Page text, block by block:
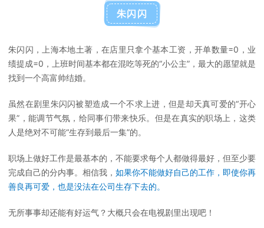
朱闪闪
朱闪闪，上海本地土著，在店里只拿个基本工资，开单数量=0，业
绩提成=0，上班时间基本都在混吃等死的“小公主”，最大的愿望就是
找到一个高富帅结婚。
虽然在剧里朱闪闪被塑造成一个不求上进，但是却天真可爱的“开心
果”，能调节气氛，给同事们带来快乐。但是在真实的职场上，这类
人是绝对不可能“生存到最后一集”的。
职场上做好工作是最基本的，不能要求每个人都做得最好，但至少要
完成自己的分内事。相信我， 如果你不能做好自己的工作，即使你再
善良再可爱，也是没法在公司生存下去的。
无所事事却还能有好运气？大概只会在电视剧里出现吧！